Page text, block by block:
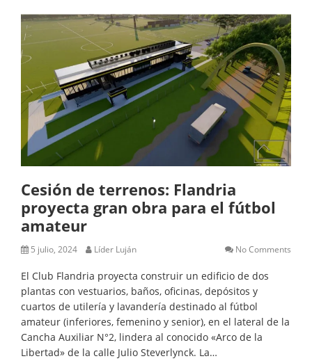
Cesión de terrenos: Flandria
proyecta gran obra para el fútbol
amateur
5 julio, 2024 Líder Luján No Comments
El Club Flandria proyecta construir un edificio de dos
plantas con vestuarios, baños, oficinas, depósitos y
cuartos de utilería y lavandería destinado al fútbol
amateur (inferiores, femenino y senior), en el lateral de la
Cancha Auxiliar N°2, lindera al conocido «Arco de la
Libertad» de la calle Julio Steverlynck. La…